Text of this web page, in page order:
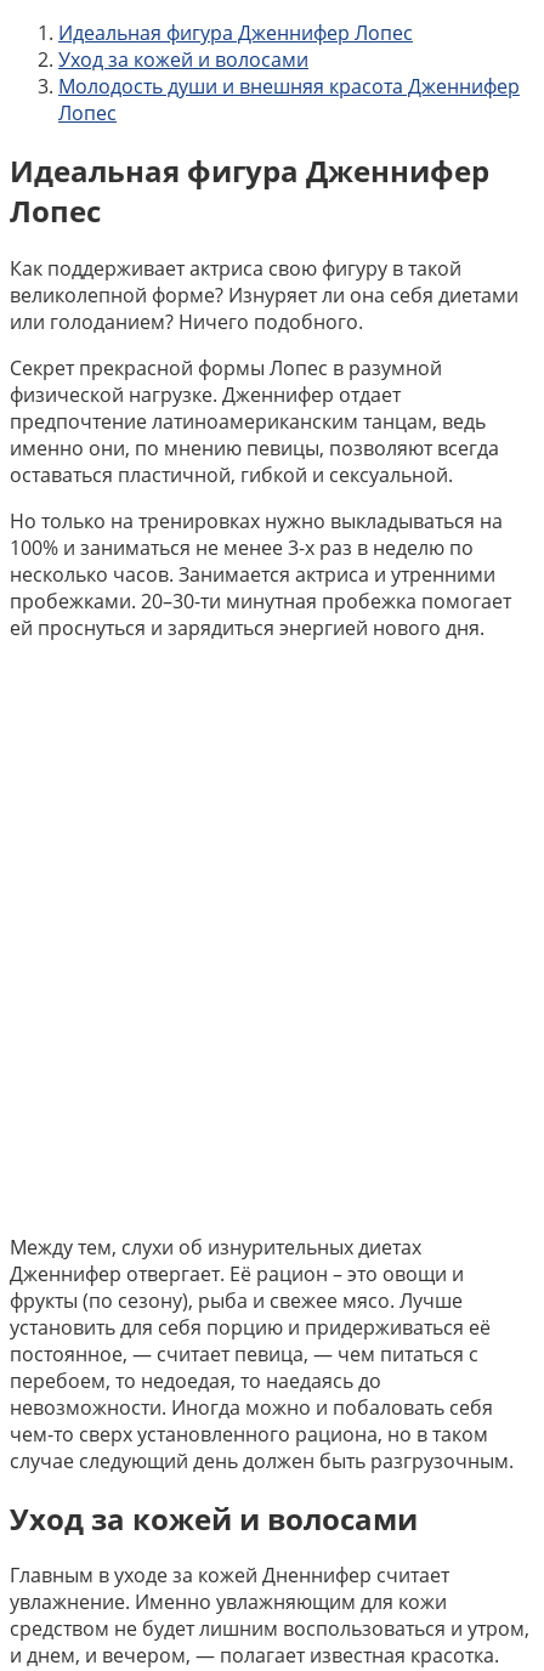
Идеальная фигура Дженнифер Лопес
Уход за кожей и волосами
Молодость души и внешняя красота Дженнифер
Лопес
Идеальная фигура Дженнифер
Лопес
Как поддерживает актриса свою фигуру в такой
великолепной форме? Изнуряет ли она себя диетами
или голоданием? Ничего подобного.
Секрет прекрасной формы Лопес в разумной
физической нагрузке. Дженнифер отдает
предпочтение латиноамериканским танцам, ведь
именно они, по мнению певицы, позволяют всегда
оставаться пластичной, гибкой и сексуальной.
Но только на тренировках нужно выкладываться на
100% и заниматься не менее 3-х раз в неделю по
несколько часов. Занимается актриса и утренними
пробежками. 20–30-ти минутная пробежка помогает
ей проснуться и зарядиться энергией нового дня.
Между тем, слухи об изнурительных диетах
Дженнифер отвергает. Её рацион – это овощи и
фрукты (по сезону), рыба и свежее мясо. Лучше
установить для себя порцию и придерживаться её
постоянное, — считает певица, — чем питаться с
перебоем, то недоедая, то наедаясь до
невозможности. Иногда можно и побаловать себя
чем-то сверх установленного рациона, но в таком
случае следующий день должен быть разгрузочным.
Уход за кожей и волосами
Главным в уходе за кожей Дненнифер считает
увлажнение. Именно увлажняющим для кожи
средством не будет лишним воспользоваться и утром,
и днем, и вечером, — полагает известная красотка.